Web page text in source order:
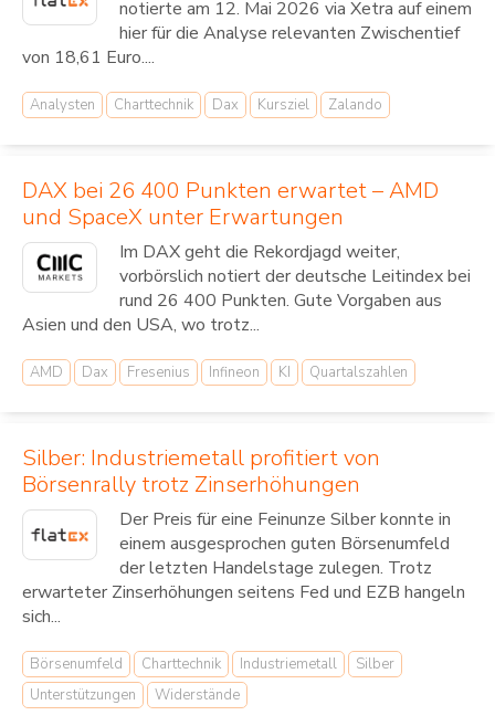
notierte am 12. Mai 2026 via Xetra auf einem
hier für die Analyse relevanten Zwischentief
von 18,61 Euro....
Analysten Charttechnik Dax Kursziel Zalando
DAX bei 26 400 Punkten erwartet – AMD
und SpaceX unter Erwartungen
Im DAX geht die Rekordjagd weiter,
vorbörslich notiert der deutsche Leitindex bei
rund 26 400 Punkten. Gute Vorgaben aus
Asien und den USA, wo trotz...
AMD Dax Fresenius Infineon KI Quartalszahlen
Silber: Industriemetall profitiert von
Börsenrally trotz Zinserhöhungen
Der Preis für eine Feinunze Silber konnte in
einem ausgesprochen guten Börsenumfeld
der letzten Handelstage zulegen. Trotz
erwarteter Zinserhöhungen seitens Fed und EZB hangeln
sich...
Börsenumfeld Charttechnik Industriemetall
Silber
Unterstützungen
Widerstände